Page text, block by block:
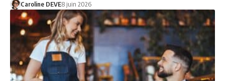
Caroline DEVE8 juin 2026